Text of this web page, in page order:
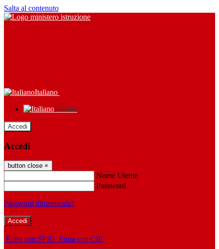
Salta al contenuto
Italiano
Italiano
Accedi
Accedi
button close ×
Nome Utente
Password
Password dimenticata?
-
Entra con SPID Entra con CIE